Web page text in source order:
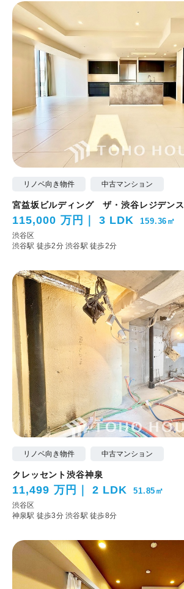
リノベ向き物件 中古マンション
宮益坂ビルディング ザ・渋谷レジデンス
115,000 万円 3 LDK 159.36㎡
渋谷区
渋谷駅 徒歩2分渋谷駅 徒歩2分
リノベ向き物件 中古マンション
クレッセント渋谷神泉
11,499 万円 2 LDK 51.85㎡
渋谷区
神泉駅 徒歩3分渋谷駅 徒歩8分